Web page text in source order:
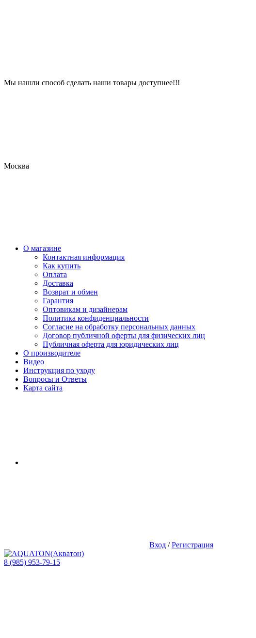
Мы нашли способ сделать наши товары доступнее!!!
Москва
О магазине
Контактная информация
Как купить
Оплата
Доставка
Возврат и обмен
Гарантия
Оптовикам и дизайнерам
Политика конфиденциальности
Согласие на обработку персональных данных
Договор публичной оферты для физических лиц
Публичная оферта для юридических лиц
О производителе
Видео
Инструкция по уходу
Вопросы и Ответы
Карта сайта
Вход /Регистрация
8 (985) 953-79-15